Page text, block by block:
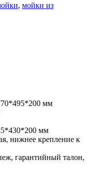
, мойки из
мм
мм
нижнее крепление к
гарантийный талон,